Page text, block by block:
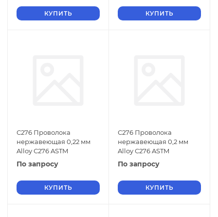
КУПИТЬ КУПИТЬ
С276 Проволока
нержавеющая 0,22 мм
Alloy С276 ASTM
По запросу
КУПИТЬ
С276 Проволока
нержавеющая 0,2 мм
Alloy С276 ASTM
По запросу
КУПИТЬ